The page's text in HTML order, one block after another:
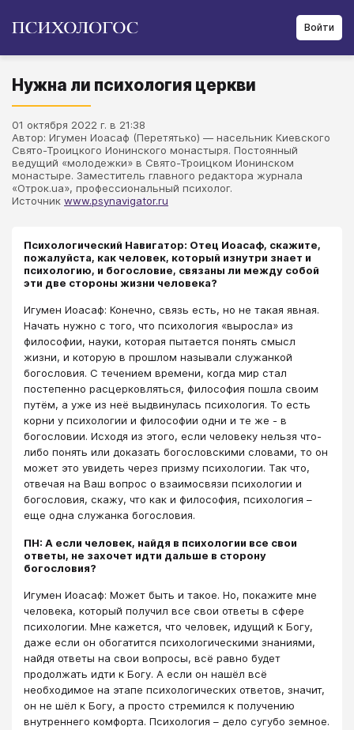
Войти
Нужна ли психология церкви
01 октября 2022 г. в 21:38
Автор: Игумен Иоасаф (Перетятько) — насельник Киевского
Свято-Троицкого Ионинского монастыря. Постоянный
ведущий «молодежки» в Свято-Троицком Ионинском
монастыре. Заместитель главного редактора журнала
«Отрок.ua», профессиональный психолог.
Источник www.psynavigator.ru
Психологический Навигатор: Отец Иоасаф, скажите,
пожалуйста, как человек, который изнутри знает и
психологию, и богословие, связаны ли между собой
эти две стороны жизни человека?
Игумен Иоасаф: Конечно, связь есть, но не такая явная.
Начать нужно с того, что психология «выросла» из
философии, науки, которая пытается понять смысл
жизни, и которую в прошлом называли служанкой
богословия. С течением времени, когда мир стал
постепенно расцерковляться, философия пошла своим
путём, а уже из неё выдвинулась психология. То есть
корни у психологии и философии одни и те же - в
богословии. Исходя из этого, если человеку нельзя что-
либо понять или доказать богословскими словами, то он
может это увидеть через призму психологии. Так что,
отвечая на Ваш вопрос о взаимосвязи психологии и
богословия, скажу, что как и философия, психология –
еще одна служанка богословия.
ПН: А если человек, найдя в психологии все свои
ответы, не захочет идти дальше в сторону
богословия?
Игумен Иоасаф: Может быть и такое. Но, покажите мне
человека, который получил все свои ответы в сфере
психологии. Мне кажется, что человек, идущий к Богу,
даже если он обогатится психологическими знаниями,
найдя ответы на свои вопросы, всё равно будет
продолжать идти к Богу. А если он нашёл всё
необходимое на этапе психологических ответов, значит,
он не шёл к Богу, а просто стремился к получению
внутреннего комфорта. Психология – дело сугубо земное.